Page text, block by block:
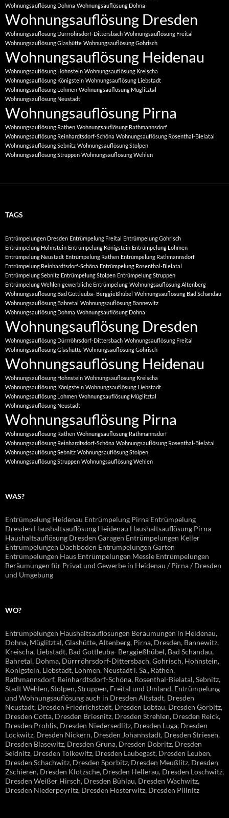
Wohnungsauflösung Dohma Wohnungsauflösung Dohna
Wohnungsauflösung Dresden
Wohnungsauflösung Dürrröhrsdorf-Dittersbach Wohnungsauflösung Freital
Wohnungsauflösung Glashütte Wohnungsauflösung Gohrisch
Wohnungsauflösung Heidenau
Wohnungsauflösung Hohnstein Wohnungsauflösung Kreischa
Wohnungsauflösung Königstein Wohnungsauflösung Liebstadt
Wohnungsauflösung Lohmen Wohnungsauflösung Müglitztal
Wohnungsauflösung Neustadt
Wohnungsauflösung Pirna
Wohnungsauflösung Rathen Wohnungsauflösung Rathmannsdorf
Wohnungsauflösung Reinhardtsdorf-Schöna Wohnungsauflösung Rosenthal-Bielatal
Wohnungsauflösung Sebnitz Wohnungsauflösung Stolpen
Wohnungsauflösung Struppen Wohnungsauflösung Wehlen
TAGS
Entrümpelungen Dresden Entrümpelung Freital Entrümpelung Gohrisch
Entrümpelung Hohnstein Entrümpelung Königstein Entrümpelung Lohmen
Entrümpelung Neustadt Entrümpelung Rathen Entrümpelung Rathmannsdorf
Entrümpelung Reinhardtsdorf-Schöna Entrümpelung Rosenthal-Bielatal
Entrümpelung Sebnitz Entrümpelung Stolpen Entrümpelung Struppen
Entrümpelung Wehlen gewerbliche Entrümpelung Wohnungsauflösung Altenberg
Wohnungsauflösung Bad Gottleuba- Berggießhübel Wohnungsauflösung Bad Schandau
Wohnungsauflösung Bahretal Wohnungsauflösung Bannewitz
Wohnungsauflösung Dohma Wohnungsauflösung Dohna
Wohnungsauflösung Dresden
Wohnungsauflösung Dürrröhrsdorf-Dittersbach Wohnungsauflösung Freital
Wohnungsauflösung Glashütte Wohnungsauflösung Gohrisch
Wohnungsauflösung Heidenau
Wohnungsauflösung Hohnstein Wohnungsauflösung Kreischa
Wohnungsauflösung Königstein Wohnungsauflösung Liebstadt
Wohnungsauflösung Lohmen Wohnungsauflösung Müglitztal
Wohnungsauflösung Neustadt
Wohnungsauflösung Pirna
Wohnungsauflösung Rathen Wohnungsauflösung Rathmannsdorf
Wohnungsauflösung Reinhardtsdorf-Schöna Wohnungsauflösung Rosenthal-Bielatal
Wohnungsauflösung Sebnitz Wohnungsauflösung Stolpen
Wohnungsauflösung Struppen Wohnungsauflösung Wehlen
WAS?
Entrümpelung Heidenau Entrümpelung Pirna Entrümpelung
Dresden Haushaltsauflösung Heidenau Haushaltsauflösung Pirna
Haushaltsauflösung Dresden Garagen Entrümpelungen Keller
Entrümpelungen Dachboden Entrümpelungen Garten
Entrümpelungen Haus Entrümpelungen Messie Entrümpelungen
Beräumungen für Privat und Gewerbe in Heidenau / Pirna / Dresden
und Umgebung
WO?
Entrümpelungen Haushaltsauflösungen Beräumungen in Heidenau,
Dohna, Müglitztal, Glashütte, Altenberg, Pirna, Dresden, Bannewitz,
Kreischa, Liebstadt, Bad Gottleuba- Berggießhübel, Bad Schandau,
Bahretal, Dohma, Dürrröhrsdorf-Dittersbach, Gohrisch, Hohnstein,
Königstein, Liebstadt, Lohmen, Neustadt i. Sa., Rathen,
Rathmannsdorf, Reinhardtsdorf-Schöna, Rosenthal-Bielatal, Sebnitz,
Stadt Wehlen, Stolpen, Struppen, Freital und Umland. Entrümpelung
und Wohnungsauflösung auch in Dresden Altstadt, Dresden
Neustadt, Dresden Friedrichstadt, Dresden Löbtau, Dresden Gorbitz,
Dresden Cotta, Dresden Briesnitz, Dresden Strehlen, Dresden Reick,
Dresden Prohlis, Dresden Niedersedlitz, Dresden Luga, Dresden
Lockwitz, Dresden Nickern, Dresden Johannstadt, Dresden Striesen,
Dresden Blasewitz, Dresden Gruna, Dresden Dobritz, Dresden
Seidnitz, Dresden Tolkewitz, Dresden Laubegast, Dresden Leuben,
Dresden Schachwitz, Dresden Sporbitz, Dresden Meußlitz, Dresden
Zschieren, Dresden Klotzsche, Dresden Hellerau, Dresden Loschwitz,
Dresden Weißer Hirsch, Dresden Bühlau, Dresden Wachwitz,
Dresden Niederpoyritz, Dresden Hosterwitz, Dresden Pillnitz